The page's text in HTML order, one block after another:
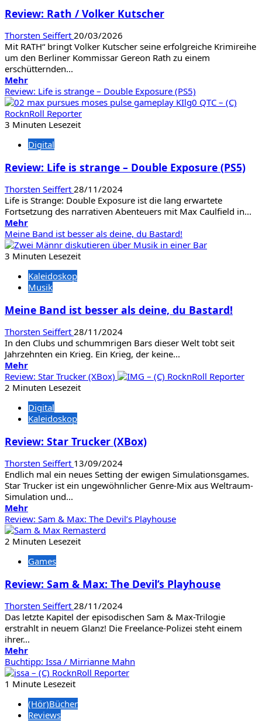
Review: Rath / Volker Kutscher
Thorsten Seiffert 20/03/2026
Mit RATH“ bringt Volker Kutscher seine erfolgreiche Krimireihe
um den Berliner Kommissar Gereon Rath zu einem
erschütternden...
MehrMehr
Informationen
über
Review:
Rath
Volker
Review: Life is strange – Double Exposure (PS5)
3 Minuten Lesezeit
Digital
Review: Life is strange – Double Exposure (PS5)
Thorsten Seiffert 28/11/2024
Life is Strange: Double Exposure ist die lang erwartete
Fortsetzung des narrativen Abenteuers mit Max Caulfield in...
MehrMehr
Informationen
über
Review:
is
strange
Double
(PS5)
Meine Band ist besser als deine, du Bastard!
3 Minuten Lesezeit
Kaleidoskop
Musik
Meine Band ist besser als deine, du Bastard!
Thorsten Seiffert 28/11/2024
In den Clubs und schummrigen Bars dieser Welt tobt seit
Jahrzehnten ein Krieg. Ein Krieg, der keine...
MehrMehr
Informationen
über
Band
ist
als
du
Bastard!
Review: Star Trucker (XBox)
2 Minuten Lesezeit
Digital
Kaleidoskop
Review: Star Trucker (XBox)
Thorsten Seiffert 13/09/2024
Endlich mal ein neues Setting der ewigen Simulationsgames.
Star Trucker ist ein ungewöhnlicher Genre-Mix aus Weltraum-
Simulation und...
MehrMehr
Informationen
über
Review:
Trucker
Review: Sam & Max: The Devil’s Playhouse
2 Minuten Lesezeit
Games
Review: Sam & Max: The Devil’s Playhouse
Thorsten Seiffert 28/11/2024
Das letzte Kapitel der episodischen Sam & Max-Trilogie
erstrahlt in neuem Glanz! Die Freelance-Polizei steht einem
ihrer...
MehrMehr
Informationen
über
Review:
&
Max:
Buchtipp: Issa / Mirrianne Mahn
1 Minute Lesezeit
(Hör)Bücher
Reviews